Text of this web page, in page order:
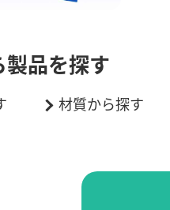
品を探す
材質から探す